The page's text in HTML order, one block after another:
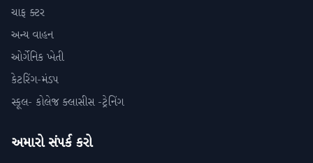
ચાફ ક્ટર
અન્ય વાહન
ઓર્ગેનિક ખેતી
કેટરિંગ-મંડપ
સ્કૂલ- કોલેજ ક્લાસીસ -ટ્રેનિંગ
અમારો સંપર્ક કરો